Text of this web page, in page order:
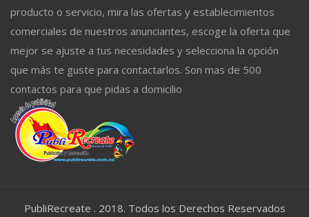
producto o servicio, mira las ofertas y establecimientos
comerciales de nuestros anunciantes, escoge la oferta que
mejor se ajuste a tus necesidades y selecciona la opción
que más te guste para contactarlos. Son mas de 500
contactos para que pidas a domicilio
PubliRecreate . 2018. Todos los Derechos Reservados